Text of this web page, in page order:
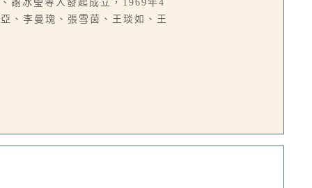
謝冰瑩等人發起成立，1969年4
、李曼瑰、張雪茵、王琰如、王